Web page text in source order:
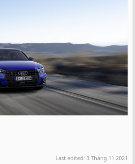
Last edited: 3 Tháng 11 2021